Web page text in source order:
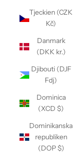
Tjeckien (CZK
Kč)
Danmark
(DKK kr.)
Djibouti (DJF
Fdj)
Dominica
(XCD $)
Dominikanska
republiken
(DOP $)